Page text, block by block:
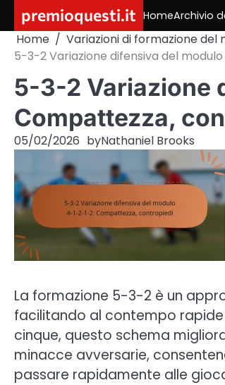
content
premioquesti.it HomeArchivio
Home
Variazioni di formazione del
5-3-2 Variazione difensiva del
5-3-2 Variazione
Compattezza,
05/02/2026 byNathaniel Brooks
La formazione 5-3-2 è un
facilitando al contempo
cinque, questo schema
minacce avversarie,
passare rapidamente alle